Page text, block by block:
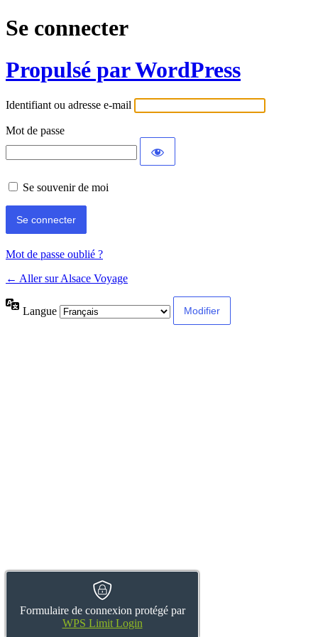
Se connecter
Propulsé par WordPress
Identifiant ou adresse e-mail
Mot de passe
Formulaire de connexion protégé par
WPS Limit Login
Se souvenir de moi
Mot de passe oublié ?
← Aller sur Alsace Voyage
Langue